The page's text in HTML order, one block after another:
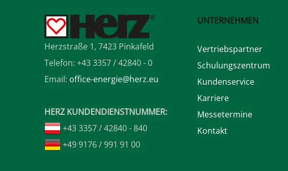
Herzstraße 1, 7423 Pinkafeld
Telefon: +43 3357 / 42840 - 0
Email: office-energie@herz.eu
HERZ KUNDENDIENSTNUMMER:
+43 3357 / 42840 - 840
+49 9176 / 991 91 00
UNTERNEHMEN
Vertriebspartner
Schulungszentrum
Kundenservice
Karriere
Messetermine
Kontakt